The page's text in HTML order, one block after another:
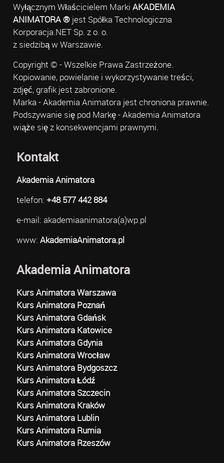
Wyłącznym Właścicielem Marki AKADEMIA
ANIMATORA ®jest Spółka Technologiczna
Korporacja.NET Sp. z o. o.
z siedzibą w Warszawie.
Copyright © - Wszelkie Prawa Zastrzeżone.
Kopiowanie, powielanie i wykorzystywanie treści,
zdjęć, grafik jest zabronione.
Marka - Akademia Animatora jest chroniona prawnie.
Podszywanie się pod Markę - Akademia Animatora
wiąże się z konsekwencjami prawnymi.
Kontakt
Akademia Animatora
telefon: +48 577 442 884
e-mail: akademiaanimatora(a)wp.pl
www: AkademiaAnimatora.pl
Akademia Animatora
Kurs Animatora Warszawa
Kurs Animatora Poznań
Kurs Animatora Gdańsk
Kurs Animatora Katowice
Kurs Animatora Gdynia
Kurs Animatora Wrocław
Kurs Animatora Bydgoszcz
Kurs Animatora Łódź
Kurs Animatora Szczecin
Kurs Animatora Kraków
Kurs Animatora Lublin
Kurs Animatora Rumia
Kurs Animatora Rzeszów